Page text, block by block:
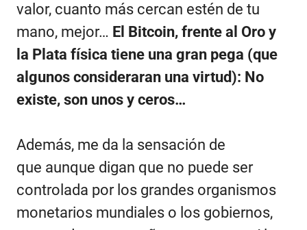
valor, cuanto más cercan estén de tu
mano, mejor… El Bitcoin, frente al Oro y
la Plata física tiene una gran pega (que
algunos consideraran una virtud): No
existe, son unos y ceros…
Además, me da la sensación de
que aunque digan que no puede ser
controlada por los grandes organismos
monetarios mundiales o los gobiernos,